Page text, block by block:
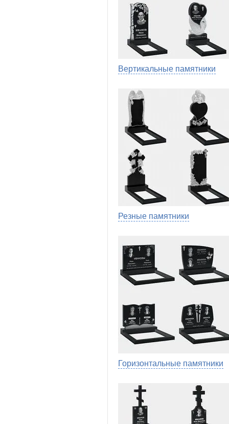
Вертикальные памятники
Резные памятники
Горизонтальные памятники